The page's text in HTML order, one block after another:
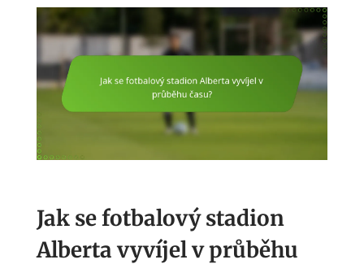
Jak se fotbalový stadion
Alberta vyvíjel v průběhu